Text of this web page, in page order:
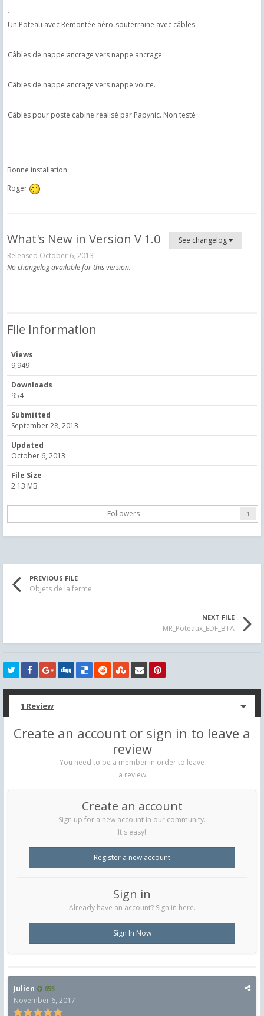
·
Un Poteau avec Remontée aéro-souterraine avec câbles.
·
Câbles de nappe ancrage vers nappe ancrage.
·
Câbles de nappe ancrage vers nappe voute.
·
Câbles pour poste cabine réalisé par Papynic. Non testé
Bonne installation.
Roger
What's New in Version V 1.0
See changelog
Released October 6, 2013
No changelog available for this version.
File Information
Views
9,949
Downloads
954
Submitted
September 28, 2013
Updated
October 6, 2013
File Size
2.13 MB
Followers 1
PREVIOUS FILE
Objets de la ferme
NEXT FILE
MR_Poteaux_EDF_BTA
1 Review
Create an account or sign in to leave a
review
You need to be a member in order to leave
a review
Create an account
Sign up for a new account in our community.
It's easy!
Register a new account
Sign in
Already have an account? Sign in here.
Sign In Now
Julien 655
November 6, 2017